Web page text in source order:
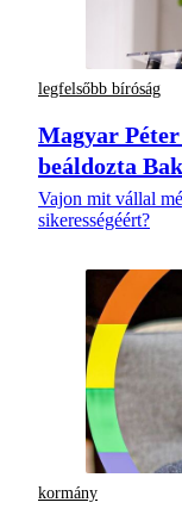
legfelsőbb bíróság
Magyar
beáldozta
Vajon mit vállal
sikerességéért?
kormány